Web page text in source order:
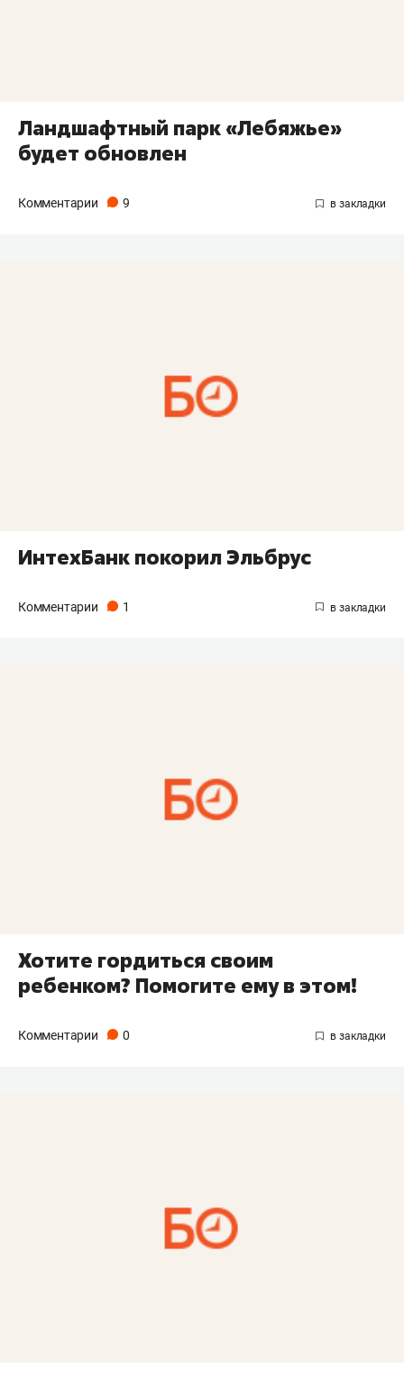
Ландшафтный парк «Лебяжье»
будет обновлен
Комментарии 9
ИнтехБанк покорил Эльбрус
Комментарии 1
Хотите гордиться своим
ребенком? Помогите ему в этом!
Комментарии 0